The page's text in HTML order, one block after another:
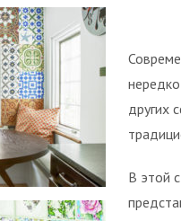
других
В этой